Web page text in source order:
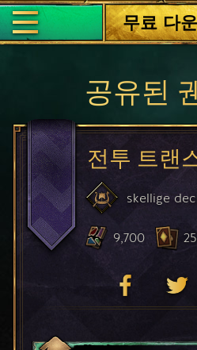
무료 다
공유된
전투 트랜
skellige
9,700 25